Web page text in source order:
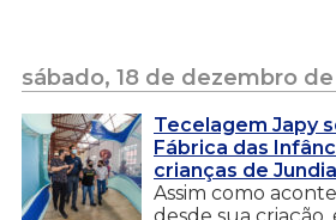
sábado, 18 de dezembro de
Tecelagem Japy
Fábrica das
crianças de
Assim como
desde sua criação,